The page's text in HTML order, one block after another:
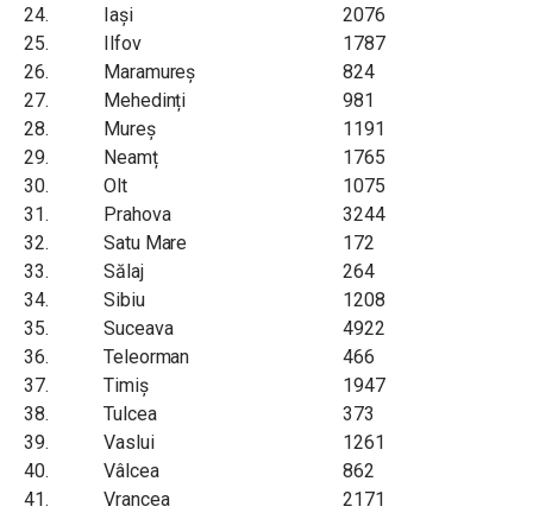
24.
Iași
2076
25.
Ilfov
1787
26.
Maramureș
824
27.
Mehedinți
981
28.
Mureș
1191
29.
Neamț
1765
30.
Olt
1075
31.
Prahova
3244
32.
Satu Mare
172
33.
Sălaj
264
34.
Sibiu
1208
35.
Suceava
4922
36.
Teleorman
466
37.
Timiș
1947
38.
Tulcea
373
39.
Vaslui
1261
40.
Vâlcea
862
41.
Vrancea
2171